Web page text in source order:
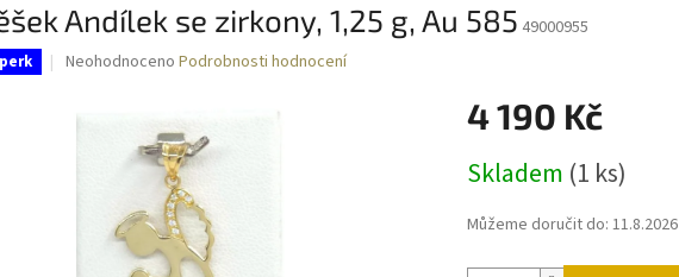
Andílek se zirkony, 1,25 g, Au 585 49000955
Průměrné
hvězdiček.
Neohodnoceno Podrobnosti hodnocení
4 190 Kč
cena:
Skladem (1 ks)
Můžeme doručit do: 11.8.2026